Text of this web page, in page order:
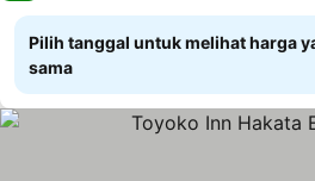
Pilih tanggal untuk melihat harga
sama